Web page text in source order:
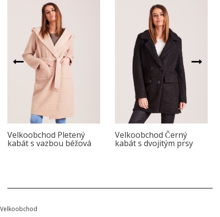
Velkoobchod Pletený
kabát s vazbou béžová
Velkoobchod Černý
kabát s dvojitým prsy
Velkoobchod